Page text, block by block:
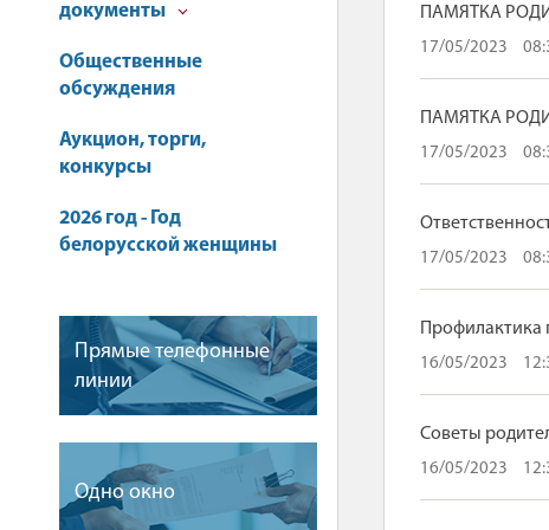
документы
Общественные
обсуждения
Аукцион, торги,
конкурсы
2026 год - Год
белорусской женщины
Прямые телефонные
линии
Одно окно
ПАМЯТКА
17/05/2023
ПАМЯТКА
17/05/2023
17/05/2023
Профилактика
16/05/2023
Советы
16/05/2023